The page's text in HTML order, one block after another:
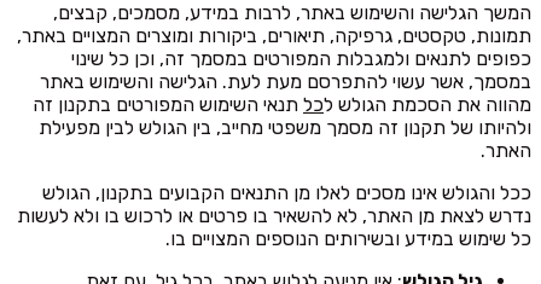
המשך הגלישה והשימוש באתר, לרבות במידע, מסמכים, קבצים,
תמונות, טקסטים, גרפיקה, תיאורים, ביקורות ומוצרים המצויים באתר,
כפופים לתנאים ולמגבלות המפורטים במסמך זה, וכן כל שינוי
במסמך, אשר עשוי להתפרסם מעת לעת. הגלישה והשימוש באתר
מהווה את הסכמת הגולש לכל תנאי השימוש המפורטים בתקנון זה
ולהיותו של תקנון זה מסמך משפטי מחייב, בין הגולש לבין מפעילת
האתר.
ככל והגולש אינו מסכים לאלו מן התנאים הקבועים בתקנון, הגולש
נדרש לצאת מן האתר, לא להשאיר בו פרטים או לרכוש בו ולא לעשות
כל שימוש במידע ובשירותים הנוספים המצויים בו.